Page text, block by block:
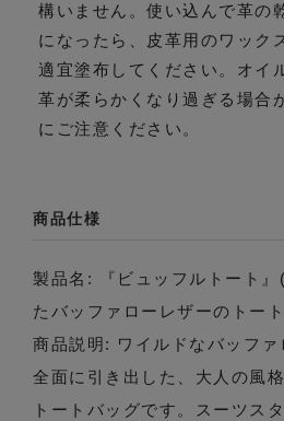
構いません。使い込んで革の
になったら、皮革用のワック
適宜塗布してください。オイ
革が柔らかくなり過ぎる場合
にご注意ください。
商品仕様
製品名: 『ビュッフルトート
たバッファローレザーのトー
商品説明: ワイルドなバッファ
全面に引き出した、大人の風
トートバッグです。スーツス